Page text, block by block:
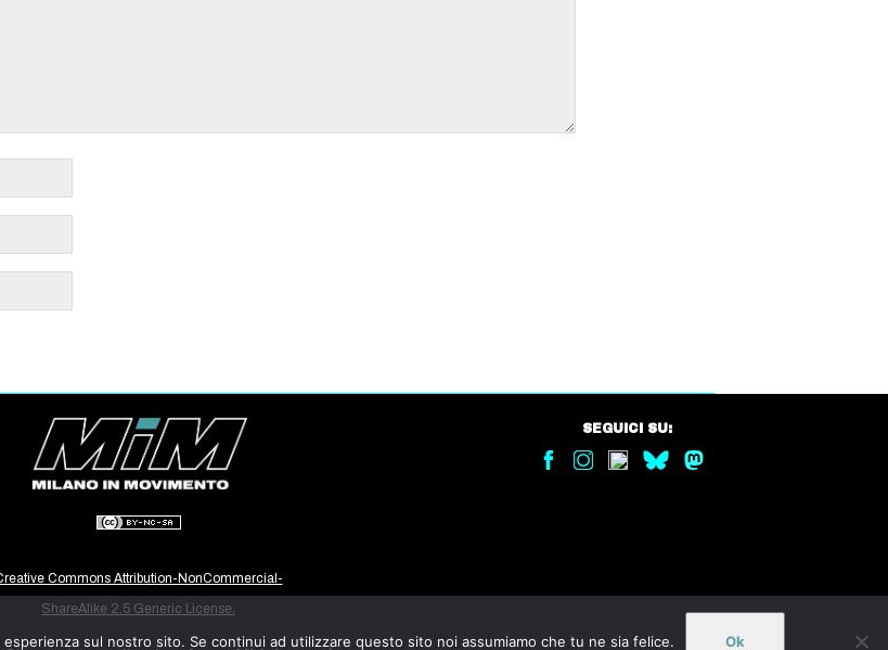
Commons Attribution-NonCommercial-
ShareAlike 2.5 Generic License.
SEGUICI SU:
sul nostro sito. Se continui ad utilizzare questo sito noi assumiamo che tu ne sia felice. Ok